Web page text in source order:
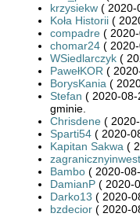
krzysiekw ( 2020-
Koła Historii (
compadre (
chomar24 (
WSiedlarczyk (
PawełKOR (
BorysKania (
Stefan ( 2020-08-
gminie.
Chrisdene (
Sparti54 ( 2020-
Kapitan Sakwa (
Bambo ( 2020-
DamianP ( 2020-
Darko13 ( 2020-
bzdecior ( 2020-